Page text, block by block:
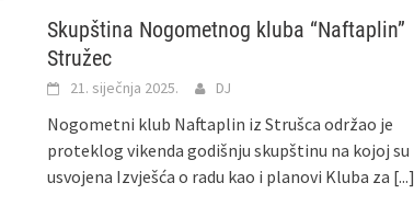
Skupština Nogometnog kluba “Naftaplin”
Stružec
21. siječnja 2025. DJ
Nogometni klub Naftaplin iz Strušca održao je
proteklog vikenda godišnju skupštinu na kojoj su
usvojena Izvješća o radu kao i planovi Kluba za [...]